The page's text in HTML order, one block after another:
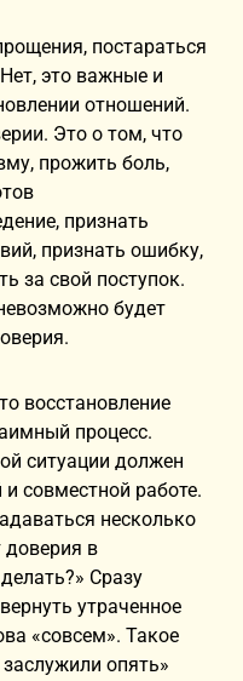
постараться
это важные и
отношений.
Это о том, что
прожить боль,
признать
признать ошибку,
за свой поступок.
будет
восстановление
процесс.
ситуации должен
совместной работе.
несколько
доверия в
Сразу
утраченное
«совсем». Такое
опять»